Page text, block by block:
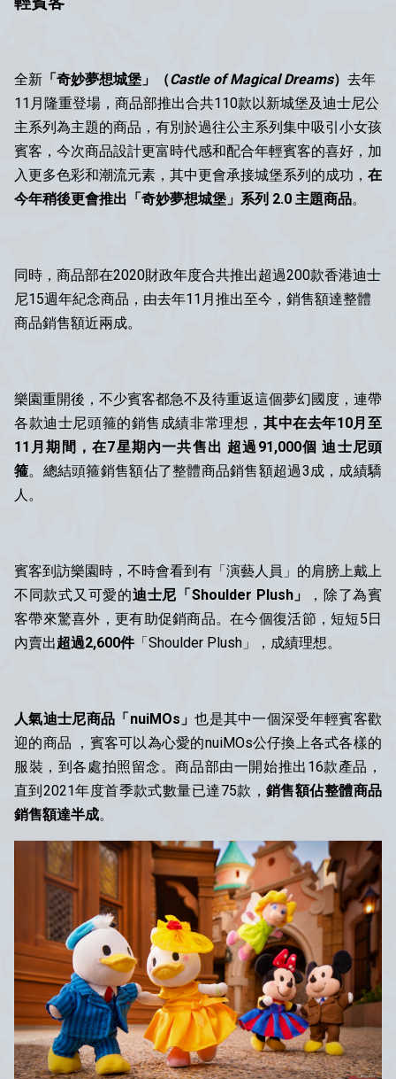
全新 「奇妙夢想城堡」（Castle of Magical Dreams） 去年
11月隆重登場，商品部推出合共110款以新城堡及迪士尼公
主系列為主題的商品，有別於過往公主系列集中吸引小女孩
賓客，今次商品設計更富時代感和配合年輕賓客的喜好，加
入更多色彩和潮流元素，其中更會承接城堡系列的成功， 在
今年稍後更會推出「奇妙夢想城堡」系列 2.0 主題商品。
同時，商品部在2020財政年度合共推出超過200款香港迪士
尼15週年紀念商品，由去年11月推出至今，銷售額達整體
商品銷售額近兩成。
樂園重開後，不少賓客都急不及待重返這個夢幻國度，連帶
各款迪士尼頭箍的銷售成績非常理想， 其中在去年10月至
11月期間，在7星期內一共售出 超過91,000個 迪士尼頭
箍。總結頭箍銷售額佔了整體商品銷售額超過3成，成績驕
人。
賓客到訪樂園時，不時會看到有「演藝人員」的肩膀上戴上
不同款式又可愛的迪士尼「Shoulder Plush」
，除了為賓
客帶來驚喜外，更有助促銷商品。在今個復活節，短短5日
內賣出超過2,600件「Shoulder Plush」，成績理想。
人氣迪士尼商品「nuiMOs」也是其中一個深受年輕賓客歡
迎的商品 ，賓客可以為心愛的nuiMOs公仔換上各式各樣的
服裝，到各處拍照留念。商品部由一開始推出16款產品，
直到2021年度首季款式數量已達75款， 銷售額佔整體商品
銷售額達半成。